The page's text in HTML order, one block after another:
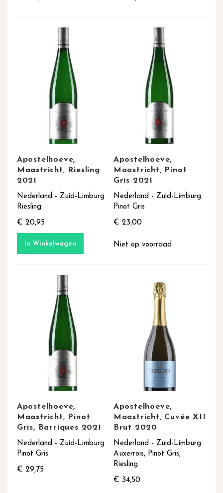
Apostelhoeve,
Maastricht, Riesling
2021
Nederland - Zuid-Limburg
Riesling
€ 20,95
In Winkelwagen
Apostelhoeve,
Maastricht, Pinot
Gris 2021
Nederland - Zuid-Limburg
Pinot Gris
€ 23,00
Niet op voorraad
Apostelhoeve,
Maastricht, Pinot
Gris, Barriques 2021
Nederland - Zuid-Limburg
Pinot Gris
€ 29,75
Apostelhoeve,
Maastricht, Cuvée XII
Brut 2020
Nederland - Zuid-Limburg
Auxerrois, Pinot Gris,
Riesling
€ 34,50